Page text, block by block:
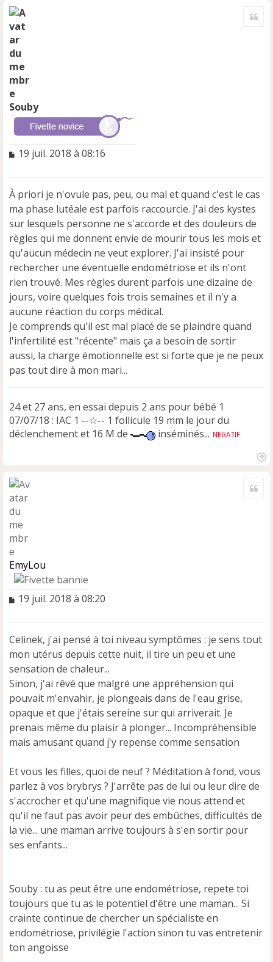
n
l
u
Souby
M
a
g
e
n
o
n
l
u
19 juil. 2018 à 08:16
À priori je n'ovule pas, peu, ou mal et quand c'est le cas
ma phase lutéale est parfois raccourcie. J'ai des kystes
sur lesquels personne ne s'accorde et des douleurs de
règles qui me donnent envie de mourir tous les mois et
qu'aucun médecin ne veut explorer. J'ai insisté pour
rechercher une éventuelle endométriose et ils n'ont
rien trouvé. Mes règles durent parfois une dizaine de
jours, voire quelques fois trois semaines et il n'y a
aucune réaction du corps médical.
Je comprends qu'il est mal placé de se plaindre quand
l'infertilité est "récente" mais ça a besoin de sortir
aussi, la charge émotionnelle est si forte que je ne peux
pas tout dire à mon mari...
24 et 27 ans, en essai depuis 2 ans pour bébé 1
07/07/18 : IAC 1 --☆-- 1 follicule 19 mm le jour du
déclenchement et 16 M de
inséminés...
EmyLou
M
a
g
e
n
o
n
l
u
19 juil. 2018 à 08:20
Celinek, j'ai pensé à toi niveau symptômes : je sens tout
mon utérus depuis cette nuit, il tire un peu et une
sensation de chaleur...
Sinon, j'ai rêvé que malgré une appréhension qui
pouvait m'envahir, je plongeais dans de l'eau grise,
opaque et que j'étais sereine sur qui arriverait. Je
prenais même du plaisir à plonger... Incompréhensible
mais amusant quand j'y repense comme sensation
Et vous les filles, quoi de neuf ? Méditation à fond, vous
parlez à vos brybrys ? J'arrête pas de lui ou leur dire de
s'accrocher et qu'une magnifique vie nous attend et
qu'il ne faut pas avoir peur des embûches, difficultés de
la vie... une maman arrive toujours à s'en sortir pour
ses enfants...
Souby : tu as peut être une endométriose, repete toi
toujours que tu as le potentiel d'être une maman... Si
crainte continue de chercher un spécialiste en
endométriose, privilégie l'action sinon tu vas entretenir
ton angoisse